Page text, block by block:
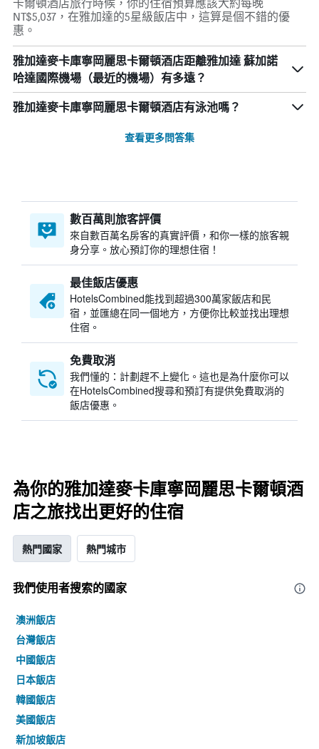
卡爾頓酒店旅行時候，你的住宿預算應該大約每晚
NT$5,037，在雅加達的5星級飯店中，這算是個不錯的優
惠。
雅加達麥卡庫寧岡麗思卡爾頓酒店距離雅加達 蘇加諾
哈達國際機場（最近的機場）有多遠？
雅加達麥卡庫寧岡麗思卡爾頓酒店有泳池嗎？
查看更多問答集
數百萬則旅客評價
來自數百萬名房客的真實評價，和你一樣的旅客親
身分享。放心預訂你的理想住宿！
最佳飯店優惠
HotelsCombined​能找到超過300萬家飯店和民
宿，並匯總在同一個地方，方便你比較並找出理想
住宿。
免費取消
我們懂的：計劃趕不上變化。這也是為什麼你可以
在HotelsCombined搜尋和預訂有提供免費取消的
飯店優惠。
為你的雅加達麥卡庫寧岡麗思卡爾頓酒
店之旅找出更好的住宿
熱門國家 熱門城市
我們使用者搜索的國家
澳洲飯店
台灣飯店
中國飯店
日本飯店
韓國飯店
美國飯店
新加坡飯店